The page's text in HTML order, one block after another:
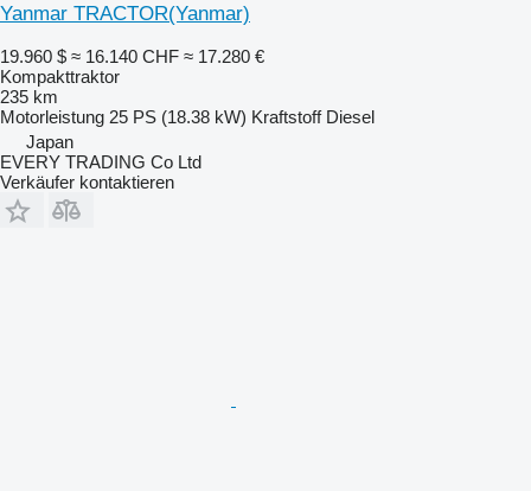
Yanmar TRACTOR(Yanmar)
19.960 $ ≈ 16.140 CHF ≈ 17.280 €
Kompakttraktor
235 km
Motorleistung 25 PS (18.38 kW) Kraftstoff Diesel
Japan
EVERY TRADING Co Ltd
Verkäufer kontaktieren